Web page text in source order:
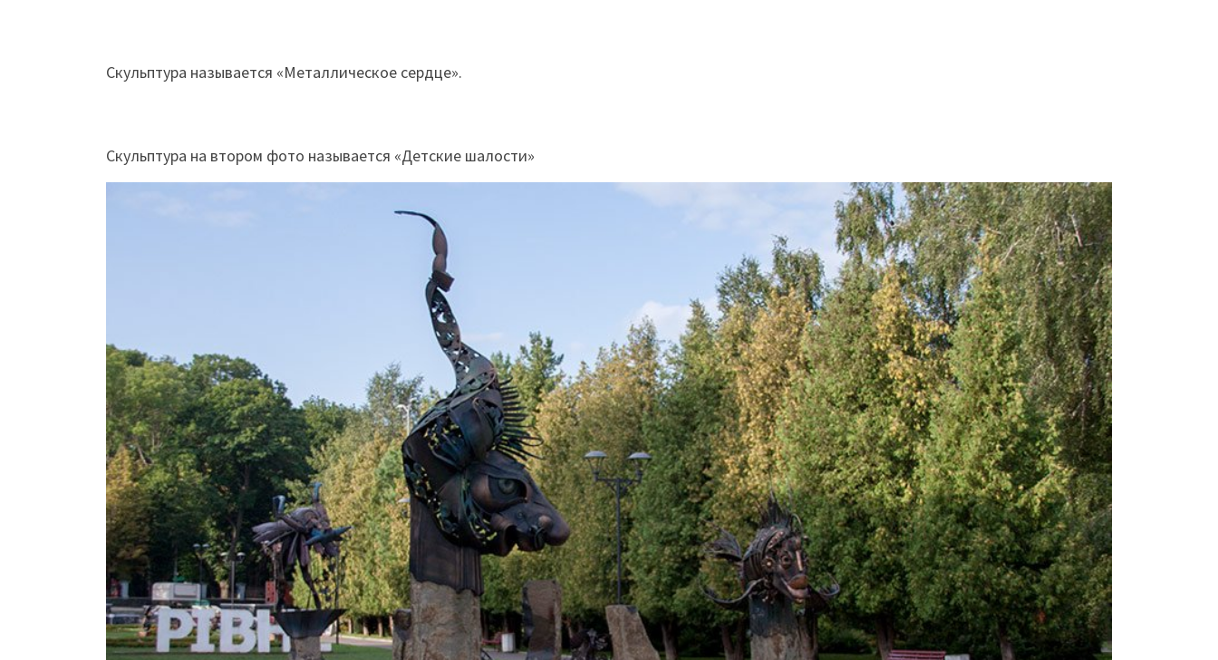
Скульптура называется «Металлическое сердце».
Скульптура на втором фото называется «Детские шалости»